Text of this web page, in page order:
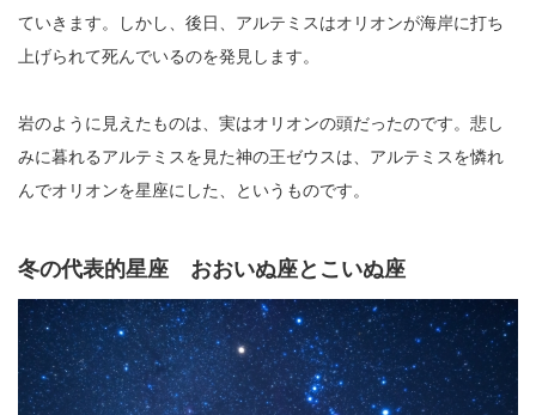
ていきます。しかし、後日、アルテミスはオリオンが海岸に打ち
上げられて死んでいるのを発見します。
岩のように見えたものは、実はオリオンの頭だったのです。悲し
みに暮れるアルテミスを見た神の王ゼウスは、アルテミスを憐れ
んでオリオンを星座にした、というものです。
冬の代表的星座 おおいぬ座とこいぬ座